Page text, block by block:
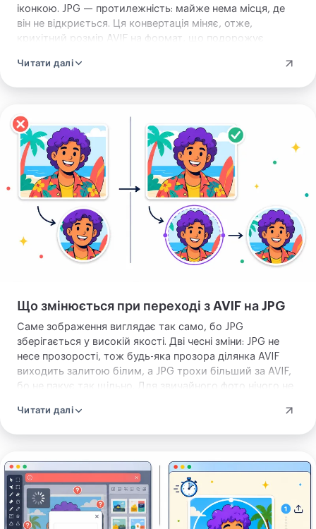
іконкою. JPG — протилежність: майже нема місця, де
він не відкриється. Ця конвертація міняє, отже,
крихітний розмір AVIF на формат, що подорожує
працювати в листі, формі, чи застосунку, що не чув про
Читати далі
Завантажте
зображення
Що змінюється при переході з AVIF на JPG
Саме зображення виглядає так само, бо JPG
зберігається у високій якості. Дві чесні зміни: JPG не
несе прозорості, тож будь-яка прозора ділянка AVIF
виходить залитою білим, а JPG трохи більший за AVIF,
бо не пакує так щільно. Для звичайного фото нічого не
прозорість, ідучи в PNG чи WebP.
Читати далі
Завантажте
зображення